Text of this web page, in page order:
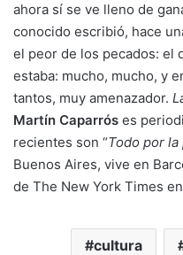
ahora sí se ve lleno de
conocido escribió, hace
el peor de los pecados: el
estaba: mucho, mucho, y
tantos, muy amenazador.
Martín Caparrós es
recientes son “Todo por la
Buenos Aires, vive en
de The New York Times
cultura